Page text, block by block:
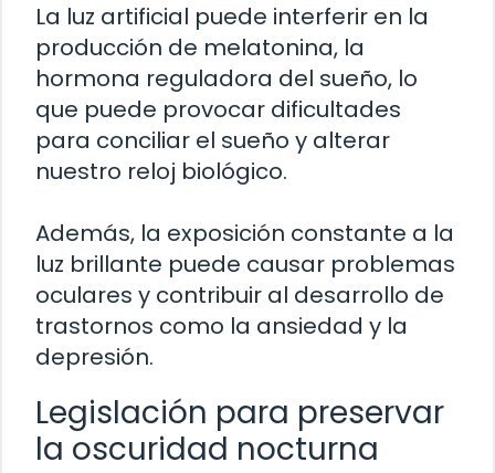
La luz artificial puede interferir en la
producción de melatonina, la
hormona reguladora del sueño, lo
que puede provocar dificultades
para conciliar el sueño y alterar
nuestro reloj biológico.
Además, la exposición constante a la
luz brillante puede causar problemas
oculares y contribuir al desarrollo de
trastornos como la ansiedad y la
depresión.
Legislación para preservar
la oscuridad nocturna